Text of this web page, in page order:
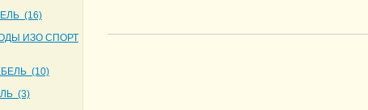
(16)
ИЗО СПОРТ
(10)
(3)